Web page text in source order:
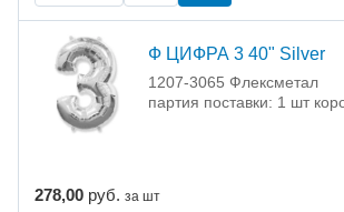
Ф ЦИФРА 3 40" Silver
1207-3065 Флексметал
партия поставки: 1 шт
278,00 руб. за шт